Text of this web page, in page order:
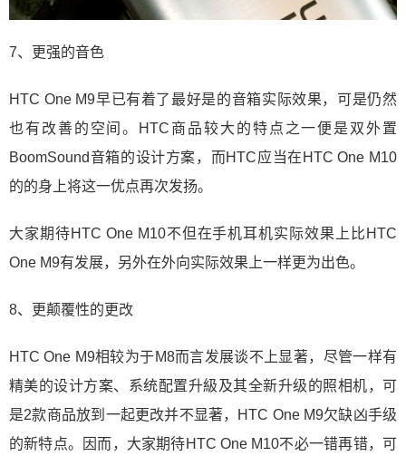
7、更强的音色
HTC One M9早已有着了最好是的音箱实际效果，可是仍然
也有改善的空间。HTC商品较大的特点之一便是双外置
BoomSound音箱的设计方案，而HTC应当在HTC One M10
的的身上将这一优点再次发扬。
大家期待HTC One M10不但在手机耳机实际效果上比HTC
One M9有发展，另外在外向实际效果上一样更为出色。
8、更颠覆性的更改
HTC One M9相较为于M8而言发展谈不上显著，尽管一样有
精美的设计方案、系统配置升級及其全新升级的照相机，可
是2款商品放到一起更改并不显著，HTC One M9欠缺凶手级
的新特点。因而，大家期待HTC One M10不必一错再错，可